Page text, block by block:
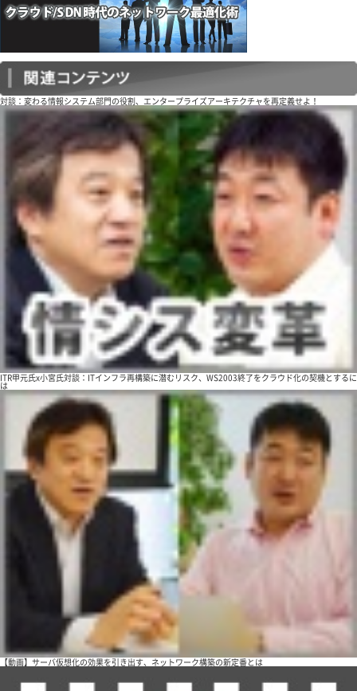
対談：変わる情報システム部門の役割、エンタープライズアーキテクチャを再定義せよ！
ITR甲元氏x小宮氏対談：ITインフラ再構築に潜むリスク、WS2003終了をクラウド化の契機とするに
は
【動画】サーバ仮想化の効果を引き出す、ネットワーク構築の新定番とは